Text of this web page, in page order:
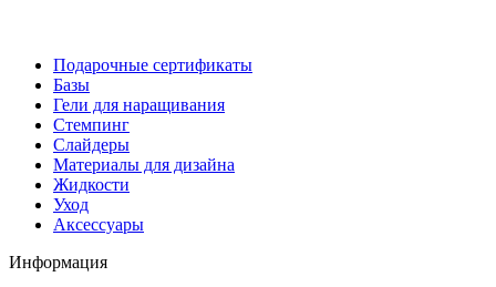
Подарочные сертификаты
Базы
Гели для наращивания
Стемпинг
Слайдеры
Материалы для дизайна
Жидкости
Уход
Аксессуары
Информация